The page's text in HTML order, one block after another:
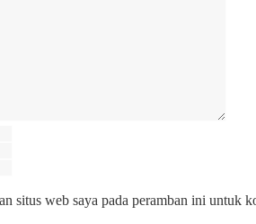
situs web saya pada peramban ini untuk